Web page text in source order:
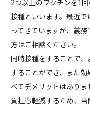
2つ以上のワクチンを1
接種といいます。最近
ってきていますが、義
方はご相談ください。
同時接種をすることで
することができ、また
べてデメリットはあり
負担も軽減するため、当